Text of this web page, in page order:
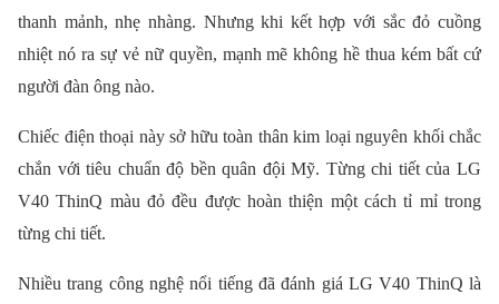
thanh mảnh, nhẹ nhàng. Nhưng khi kết hợp với sắc đỏ cuồng
nhiệt nó ra sự vẻ nữ quyền, mạnh mẽ không hề thua kém bất cứ
người đàn ông nào.
Chiếc điện thoại này sở hữu toàn thân kim loại nguyên khối chắc
chắn với tiêu chuẩn độ bền quân đội Mỹ. Từng chi tiết của LG
V40 ThinQ màu đỏ đều được hoàn thiện một cách tỉ mỉ trong
từng chi tiết.
Nhiều trang công nghệ nổi tiếng đã đánh giá LG V40 ThinQ là